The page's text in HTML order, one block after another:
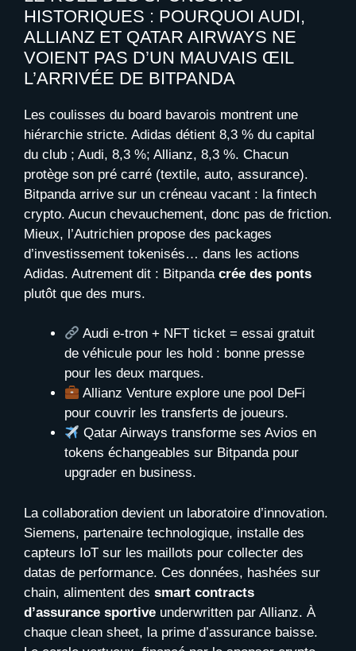
HISTORIQUES : POURQUOI AUDI,
ALLIANZ ET QATAR AIRWAYS NE
VOIENT PAS D’UN MAUVAIS ŒIL
L’ARRIVÉE DE BITPANDA
Les coulisses du board bavarois montrent une
hiérarchie stricte. Adidas détient 8,3 % du capital
du club ; Audi, 8,3 %; Allianz, 8,3 %. Chacun
protège son pré carré (textile, auto, assurance).
Bitpanda arrive sur un créneau vacant : la fintech
crypto. Aucun chevauchement, donc pas de friction.
Mieux, l’Autrichien propose des packages
d’investissement tokenisés… dans les actions
Adidas. Autrement dit : Bitpanda crée des ponts
plutôt que des murs.
Audi e-tron + NFT ticket = essai gratuit
de véhicule pour les hold : bonne presse
pour les deux marques.
Allianz Venture explore une pool DeFi
pour couvrir les transferts de joueurs.
Qatar Airways transforme ses Avios en
tokens échangeables sur Bitpanda pour
upgrader en business.
La collaboration devient un laboratoire d’innovation.
Siemens, partenaire technologique, installe des
capteurs IoT sur les maillots pour collecter des
datas de performance. Ces données, hashées sur
chain, alimentent des smart contracts
d’assurance sportive underwritten par Allianz. À
chaque clean sheet, la prime d’assurance baisse.